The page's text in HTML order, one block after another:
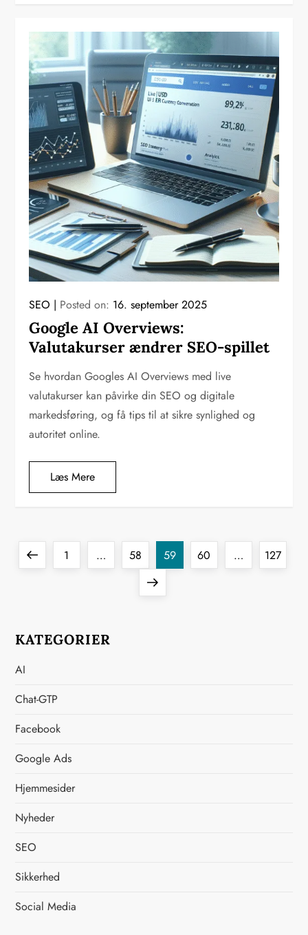
SEO Posted on: 16. september 2025
Google AI Overviews:
Valutakurser ændrer SEO-spillet
Se hvordan Googles AI Overviews med live
valutakurser kan påvirke din SEO og digitale
markedsføring, og få tips til at sikre synlighed og
autoritet online.
Læs Mere
l
æ
g
s
i
n
d
d
e
l
PreviousPage
1 … Page
58 Page
59 Page
60 … Page
127
Next
KATEGORIER
AI
Chat-GTP
Facebook
Google Ads
Hjemmesider
Nyheder
SEO
Sikkerhed
Social Media